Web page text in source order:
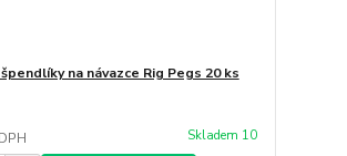
na návazce Rig Pegs 20 ks
Skladem 10